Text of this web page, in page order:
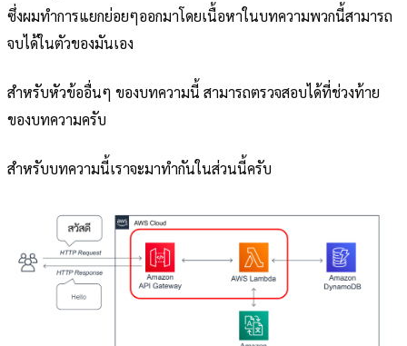
ซึ่งผมทำการแยกย่อยๆออกมาโดยเนื้อหาในบทความพวกนี้สามารถ
จบได้ในตัวของมันเอง
สำหรับหัวข้ออื่นๆ ของบทความนี้ สามารถตรวจสอบได้ที่ช่วงท้าย
ของบทความครับ
สำหรับบทความนี้เราจะมาทำกันในส่วนนี้ครับ